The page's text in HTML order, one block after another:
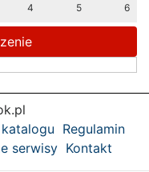
4 5 6
Regulamin
serwisy Kontakt